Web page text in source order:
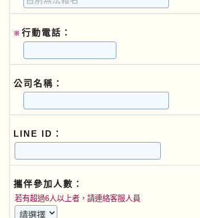
※ 行動電話：
公司名稱：
LINE ID：
攜伴參加人數：
若有超過6人以上者，請連絡客服人員